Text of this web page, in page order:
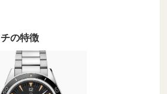
の特徴